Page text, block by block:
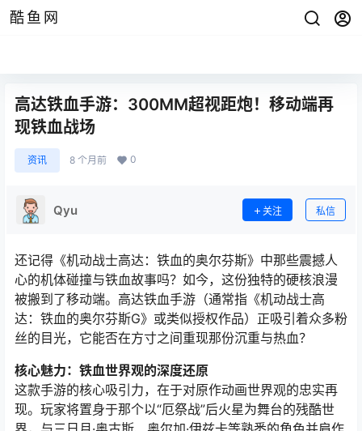
酷鱼网
高达铁血手游：300MM超视距炮！移动端再
现铁血战场
资讯 8 个月前 0
Qyu 关注 私信
还记得《机动战士高达：铁血的奥尔芬斯》中那些震撼人
心的机体碰撞与铁血故事吗？如今，这份独特的硬核浪漫
被搬到了移动端。高达铁血手游（通常指《机动战士高
达：铁血的奥尔芬斯G》或类似授权作品）正吸引着众多粉
丝的目光，它能否在方寸之间重现那份沉重与热血？
核心魅力：铁血世界观的深度还原
这款手游的核心吸引力，在于对原作动画世界观的忠实再
现。玩家将置身于那个以“厄祭战”后火星为舞台的残酷世